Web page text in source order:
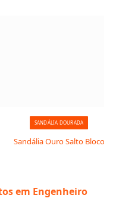
SANDÁLIA DOURADA
Sandália Ouro Salto Bloco
em Engenheiro